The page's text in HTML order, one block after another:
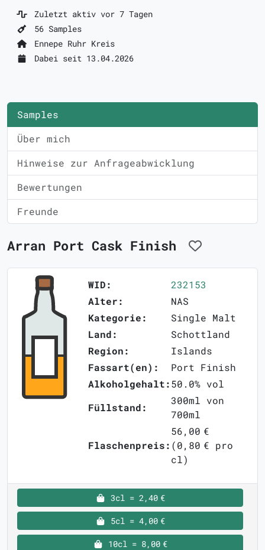
Zuletzt aktiv vor 7 Tagen
56 Samples
Ennepe Ruhr Kreis
Dabei seit 13.04.2026
Samples
Über mich
Hinweise zur Anfrageabwicklung
Bewertungen
Freunde
Arran Port Cask Finish
WID:
232153
Alter:
NAS
Kategorie:
Single Malt
Land:
Schottland
Region:
Islands
Fassart(en):
Port Finish
Alkoholgehalt:50.0% vol
Füllstand:
300ml von
700ml
Flaschenpreis:
56,00 €
(0,80 € pro
cl)
3cl = 2,40 €
5cl = 4,00 €
10cl = 8,00 €